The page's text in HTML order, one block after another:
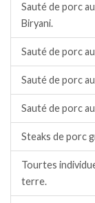
Sauté de porc
Biryani.
Sauté de porc
Sauté de porc
Sauté de porc
Steaks de porc
Tourtes
terre.